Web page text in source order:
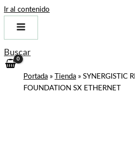
Ir al contenido
Buscar
Portada » Tienda » SYNERGISTIC
FOUNDATION SX ETHERNET